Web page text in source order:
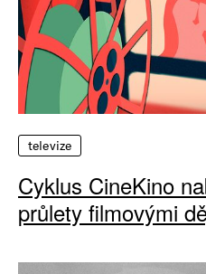
televize
Cyklus CineKino
průlety filmovými